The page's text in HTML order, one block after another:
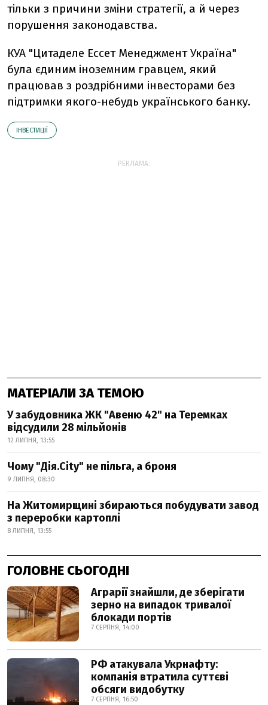
тільки з причини зміни стратегії, а й через
порушення законодавства.
КУА "Цитаделе Ессет Менеджмент Україна"
була єдиним іноземним гравцем, який
працював з роздрібними інвесторами без
підтримки якого-небудь українського банку.
ІНВЕСТИЦІЇ
РЕКЛАМА:
МАТЕРІАЛИ ЗА ТЕМОЮ
У забудовника ЖК "Авеню 42" на Теремках
відсудили 28 мільйонів
12 ЛИПНЯ, 13:55
Чому "Дія.City" не пільга, а броня
9 ЛИПНЯ, 08:30
На Житомирщині збираються побудувати завод
з переробки картоплі
8 ЛИПНЯ, 13:55
ГОЛОВНЕ СЬОГОДНІ
Аграрії знайшли, де зберігати
зерно на випадок тривалої
блокади портів
7 СЕРПНЯ, 14:00
РФ атакувала Укрнафту:
компанія втратила суттєві
обсяги видобутку
7 СЕРПНЯ, 16:50